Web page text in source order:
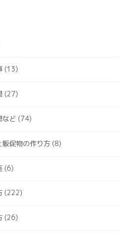
(13)
(27)
など (74)
販促物の作り方 (8)
(6)
(222)
(26)